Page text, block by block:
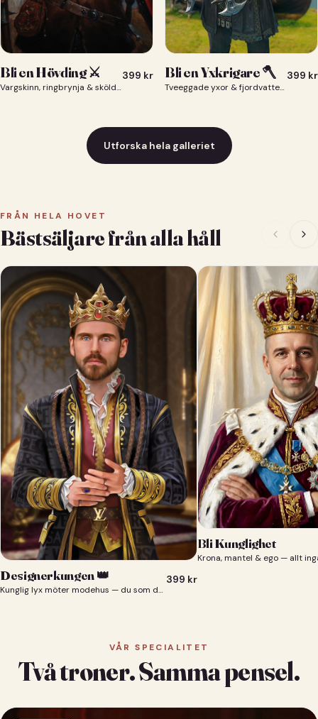
Bli en Hövding ⚔️
Vargskinn, ringbrynja & sköld — du som nordisk krigsherre ⚔️
399 kr Bli en Yxkrigare 🪓
Tveeggade yxor & fjordvatten bakom dig 🪓
399 kr
Utforska hela galleriet
FRÅN HELA HOVET
Bästsäljare från alla håll
Designerkungen 👑
Kunglig lyx möter modehus — du som designerkung 👑
399 kr
Bli Kunglighet
Krona, mantel & ego — allt
VÅR SPECIALITET
Två troner. Samma pensel.